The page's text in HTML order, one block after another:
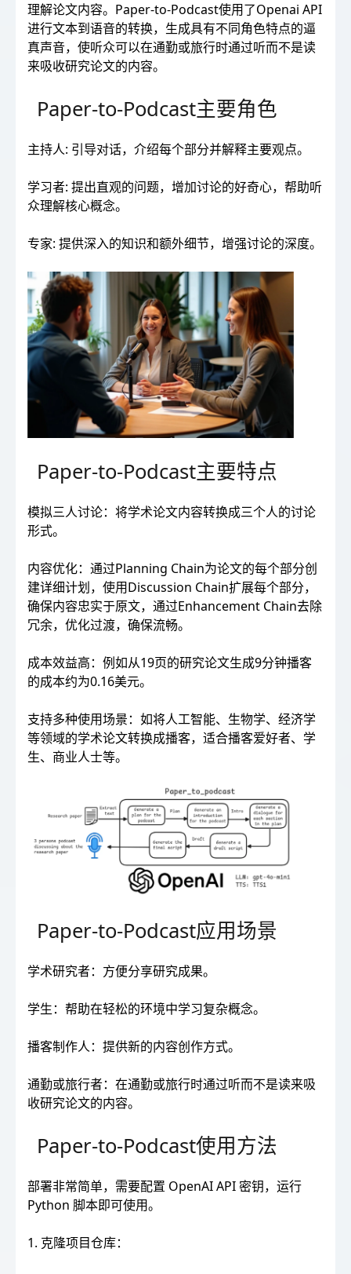
理解论文内容。Paper-to-Podcast使用了Openai API
进行文本到语音的转换，生成具有不同角色特点的逼
真声音，使听众可以在通勤或旅行时通过听而不是读
来吸收研究论文的内容。
Paper-to-Podcast主要角色
主持人: 引导对话，介绍每个部分并解释主要观点。
学习者: 提出直观的问题，增加讨论的好奇心，帮助听
众理解核心概念。
专家: 提供深入的知识和额外细节，增强讨论的深度。
Paper-to-Podcast主要特点
模拟三人讨论：将学术论文内容转换成三个人的讨论
形式。
内容优化：通过Planning Chain为论文的每个部分创
建详细计划，使用Discussion Chain扩展每个部分，
确保内容忠实于原文，通过Enhancement Chain去除
冗余，优化过渡，确保流畅。
成本效益高：例如从19页的研究论文生成9分钟播客
的成本约为0.16美元。
支持多种使用场景：如将人工智能、生物学、经济学
等领域的学术论文转换成播客，适合播客爱好者、学
生、商业人士等。
Paper-to-Podcast应用场景
学术研究者：方便分享研究成果。
学生：帮助在轻松的环境中学习复杂概念。
播客制作人：提供新的内容创作方式。
通勤或旅行者：在通勤或旅行时通过听而不是读来吸
收研究论文的内容。
Paper-to-Podcast使用方法
部署非常简单，需要配置 OpenAI API 密钥，运行
Python 脚本即可使用。
1. 克隆项目仓库：